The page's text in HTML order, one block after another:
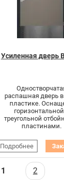
Усиленная дверь
распашная дверь в
пластике.
треугольной
пластинами.
Подробнее
1 2